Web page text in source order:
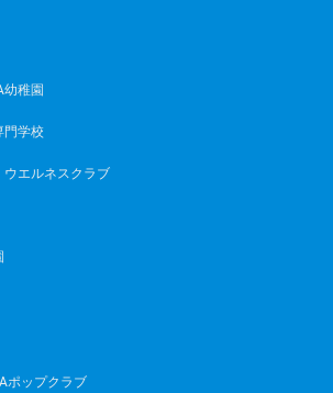
幼稚園
門学校
ウエルネスクラブ
ポップクラブ